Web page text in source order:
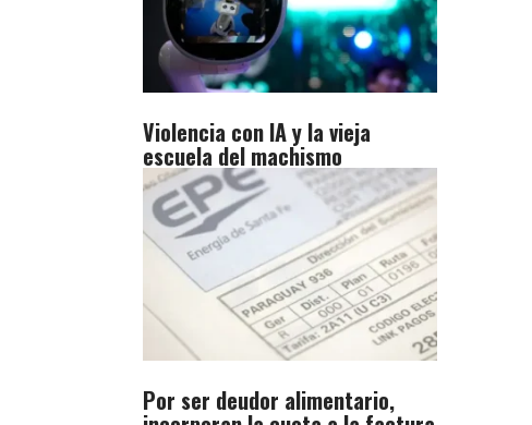
Violencia con IA y la vieja
escuela del machismo
Por ser deudor alimentario,